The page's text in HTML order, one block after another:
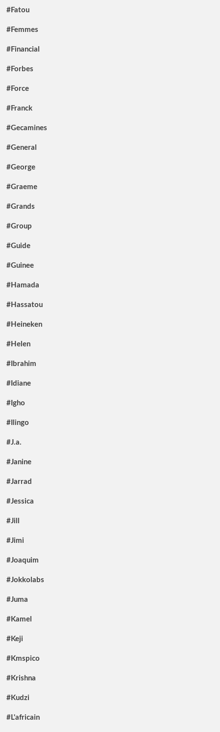
#Fatou
#Femmes
#Financial
#Forbes
#Force
#Franck
#Gecamines
#General
#George
#Graeme
#Grands
#Group
#Guide
#Guinee
#Hamada
#Hassatou
#Heineken
#Helen
#Ibrahim
#Idiane
#Igho
#Ilingo
#J.a.
#Janine
#Jarrad
#Jessica
#Jill
#Jimi
#Joaquim
#Jokkolabs
#Juma
#Kamel
#Keji
#Kmspico
#Krishna
#Kudzi
#L'africain